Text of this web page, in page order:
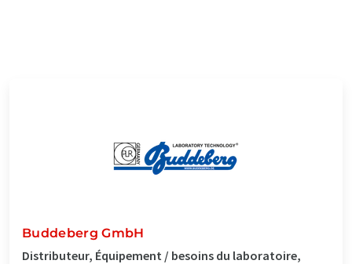
Buddeberg GmbH
Distributeur, Équipement / besoins du laboratoire,